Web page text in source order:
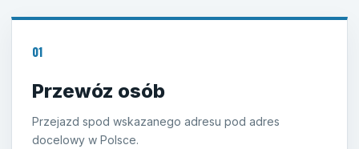
01
Przewóz osób
Przejazd spod wskazanego adresu pod adres
docelowy w Polsce.